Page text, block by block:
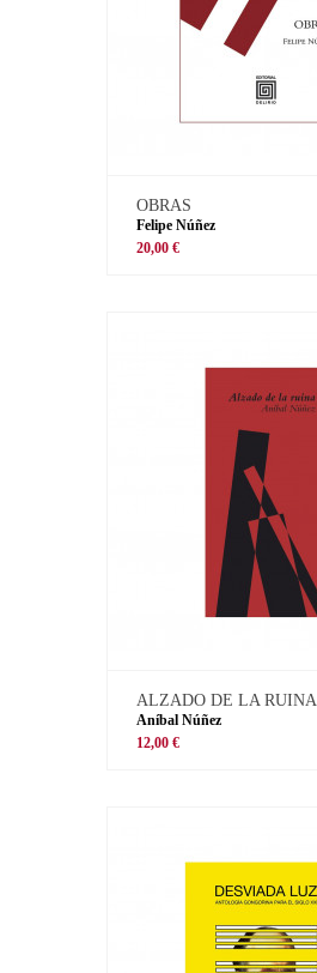
OBRAS
Felipe Núñez
20,00 €
ALZADO DE LA RUINA
Aníbal Núñez
12,00 €